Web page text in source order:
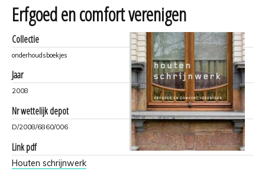
Erfgoed en comfort verenigen
Collectie
onderhoudsboekjes
Jaar
2008
Nr wettelijk depot
D/2008/6860/006
Link pdf
Houten schrijnwerk